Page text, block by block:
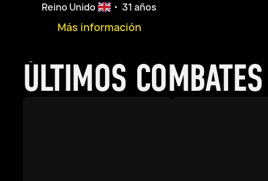
Reino Unido ・ 31 años
Más información
ÚLTIMOS COMBATES